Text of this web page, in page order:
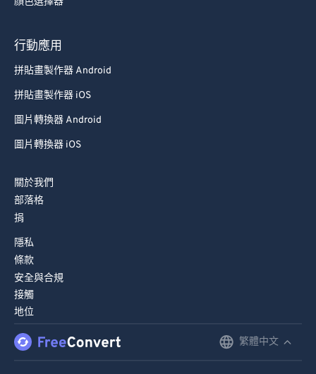
行動應用
拼貼畫製作器 Android
拼貼畫製作器 iOS
圖片轉換器 Android
圖片轉換器 iOS
關於我們
部落格
捐
隱私
條款
安全與合規
接觸
地位
繁體中文